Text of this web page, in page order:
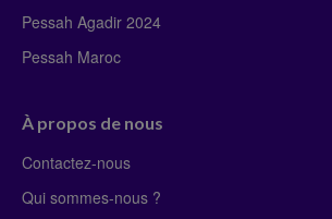
Pessah Agadir 2024
Pessah Maroc
À propos de nous
Contactez-nous
Qui sommes-nous ?